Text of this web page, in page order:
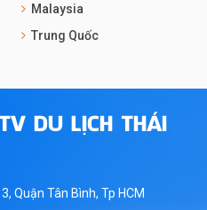
Malaysia
Trung Quốc
DU LỊCH THÁI
Quận Tân Bình, Tp HCM